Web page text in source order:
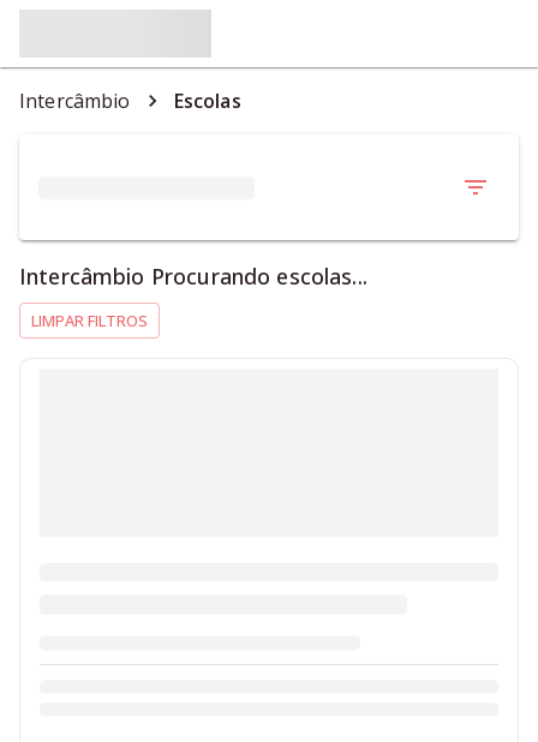
Intercâmbio Escolas
Intercâmbio Procurando escolas...
LIMPAR FILTROS